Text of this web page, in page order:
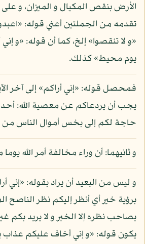
الأرض بنقص المكيال و الميزان، و على
تقدمه من الجملتين أعني قوله:
«و لا تنقصوا» إلخ، كما أن قوله: «و
يوم محيط» كذلك.
فمحصل قوله: «إني أراكم» إلى آخر
يجب أن يردعاكم عن معصية الله:
حاجة لكم إلى بخس أموال الناس من
و ثانيهما: أن وراء مخالفة أمر الله
و ليس من البعيد أن يراد بقوله: «إني
برؤية خير أي أنظر إليكم نظر الناصح
يصاحب نظره إلا الخير و لا يريد بكم
يكون قوله: «و إني أخاف عليكم